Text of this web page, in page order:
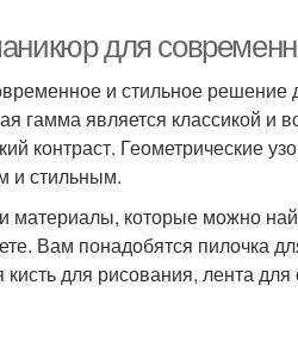
для
и стильное решение
гамма является классикой и
контраст. Геометрические
и стильным.
материалы, которые можно
Вам понадобятся пилочка
для рисования, лента для